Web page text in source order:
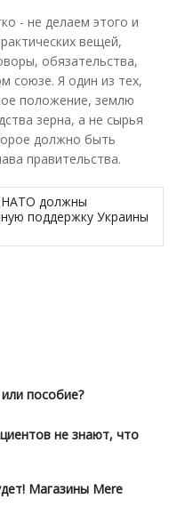
- не делаем этого и
вещей,
обязательства,
союзе. Я один из тех,
положение, землю
зерна, а не сырья
должно быть
правительства.
НАТО должны
поддержку Украины
пособие?
не знают, что
Магазины Mere